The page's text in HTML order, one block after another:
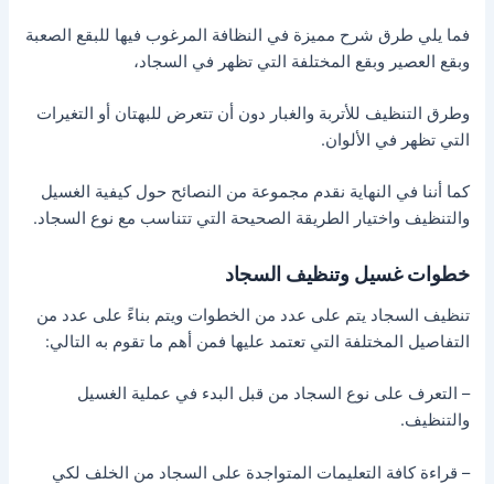
فما يلي طرق شرح مميزة في النظافة المرغوب فيها للبقع الصعبة
وبقع العصير وبقع المختلفة التي تظهر في السجاد،
وطرق التنظيف للأتربة والغبار دون أن تتعرض للبهتان أو التغيرات
التي تظهر في الألوان.
كما أننا في النهاية نقدم مجموعة من النصائح حول كيفية الغسيل
والتنظيف واختيار الطريقة الصحيحة التي تتناسب مع نوع السجاد.
خطوات غسيل وتنظيف السجاد
تنظيف السجاد يتم على عدد من الخطوات ويتم بناءً على عدد من
التفاصيل المختلفة التي تعتمد عليها فمن أهم ما تقوم به التالي:
– التعرف على نوع السجاد من قبل البدء في عملية الغسيل
والتنظيف.
– قراءة كافة التعليمات المتواجدة على السجاد من الخلف لكي